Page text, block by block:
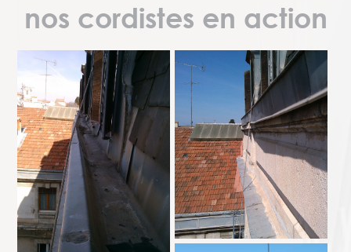
nos cordistes en action